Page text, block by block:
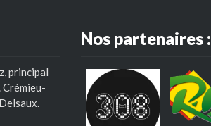
principal
Nos partenaires :